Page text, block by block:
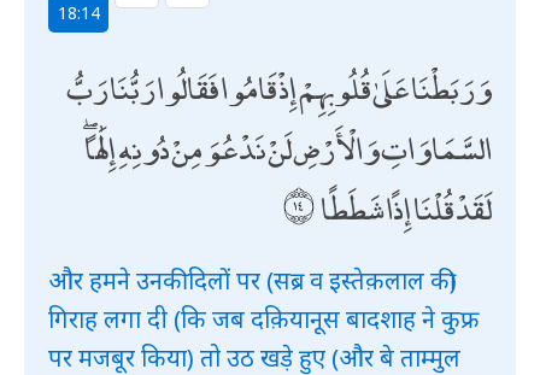
18:14
وَرَبَطْنَا عَلَىٰ قُلُوبِهِمْ إِذْ قَامُوا فَقَالُوا رَبُّنَا رَبُّ
السَّمَاوَاتِ وَالْأَرْضِ لَنْ نَدْعُوَ مِنْ دُونِهِ إِلَٰهًا ۖ
لَقَدْ قُلْنَا إِذًا شَطَطًا
और हमने उनकी दिलों पर (सब्र व इस्तेक़लाल की)
गिराह लगा दी (कि जब दक़ियानूस बादशाह ने कुफ्र
पर मजबूर किया) तो उठ खड़े हुए (और बे ताम्मुल